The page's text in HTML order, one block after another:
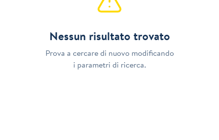
Nessun risultato trovato
Prova a cercare di nuovo modificando
i parametri di ricerca.